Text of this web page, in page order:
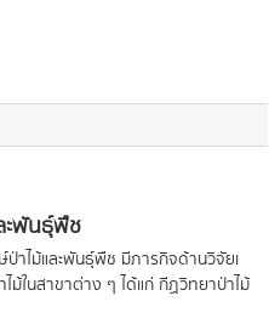
ะพันธุ์พืช
าไม้และพันธุ์พืช มีภารกิจด้านวิจัยเ
ม้ในสาขาต่าง ๆ ได้แก่ กีฏวิทยาป่าไม้